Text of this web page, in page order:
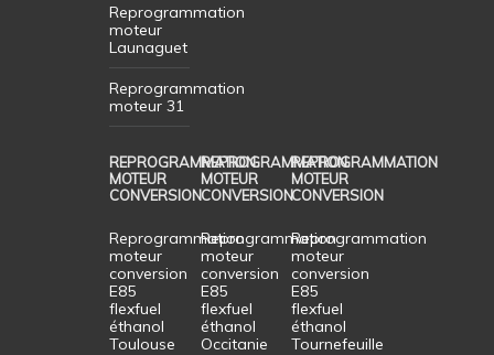
Reprogrammation
moteur
Launaguet
Reprogrammation
moteur 31
REPROGRAMMATION
MOTEUR
CONVERSION
Reprogrammation
moteur
conversion
E85
flexfuel
éthanol
Toulouse
REPROGRAMMATION
MOTEUR
CONVERSION
Reprogrammation
moteur
conversion
E85
flexfuel
éthanol
Occitanie
REPROGRAMMATION
MOTEUR
CONVERSION
Reprogrammation
moteur
conversion
E85
flexfuel
éthanol
Tournefeuille